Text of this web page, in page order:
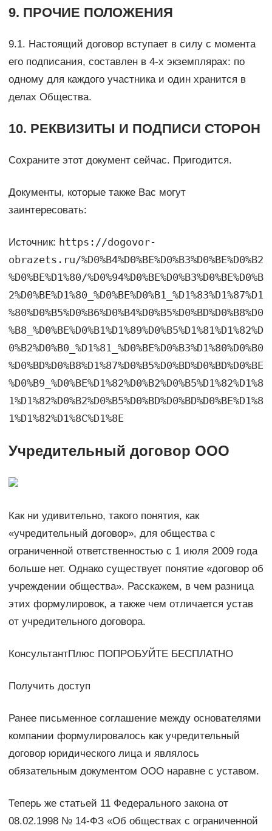
9. ПРОЧИЕ ПОЛОЖЕНИЯ
9.1. Настоящий договор вступает в силу с момента
его подписания, составлен в 4-х экземплярах: по
одному для каждого участника и один хранится в
делах Общества.
10. РЕКВИЗИТЫ И ПОДПИСИ СТОРОН
Сохраните этот документ сейчас. Пригодится.
Документы, которые также Вас могут
заинтересовать:
Источник: https://dogovor-
obrazets.ru/%D0%B4%D0%BE%D0%B3%D0%BE%D0%B2
%D0%BE%D1%80/%D0%94%D0%BE%D0%B3%D0%BE%D0%B
2%D0%BE%D1%80_%D0%BE%D0%B1_%D1%83%D1%87%D1
%80%D0%B5%D0%B6%D0%B4%D0%B5%D0%BD%D0%B8%D0
%B8_%D0%BE%D0%B1%D1%89%D0%B5%D1%81%D1%82%D
0%B2%D0%B0_%D1%81_%D0%BE%D0%B3%D1%80%D0%B0
%D0%BD%D0%B8%D1%87%D0%B5%D0%BD%D0%BD%D0%BE
%D0%B9_%D0%BE%D1%82%D0%B2%D0%B5%D1%82%D1%8
1%D1%82%D0%B2%D0%B5%D0%BD%D0%BD%D0%BE%D1%8
1%D1%82%D1%8C%D1%8E
Учредительный договор ООО
Как ни удивительно, такого понятия, как
«учредительный договор», для общества с
ограниченной ответственностью с 1 июля 2009 года
больше нет. Однако существует понятие «договор об
учреждении общества». Расскажем, в чем разница
этих формулировок, а также чем отличается устав
от учредительного договора.
КонсультантПлюс ПОПРОБУЙТЕ БЕСПЛАТНО
Получить доступ
Ранее письменное соглашение между основателями
компании формулировалось как учредительный
договор юридического лица и являлось
обязательным документом ООО наравне с уставом.
Теперь же статьей 11 Федерального закона от
08.02.1998 № 14-ФЗ «Об обществах с ограниченной